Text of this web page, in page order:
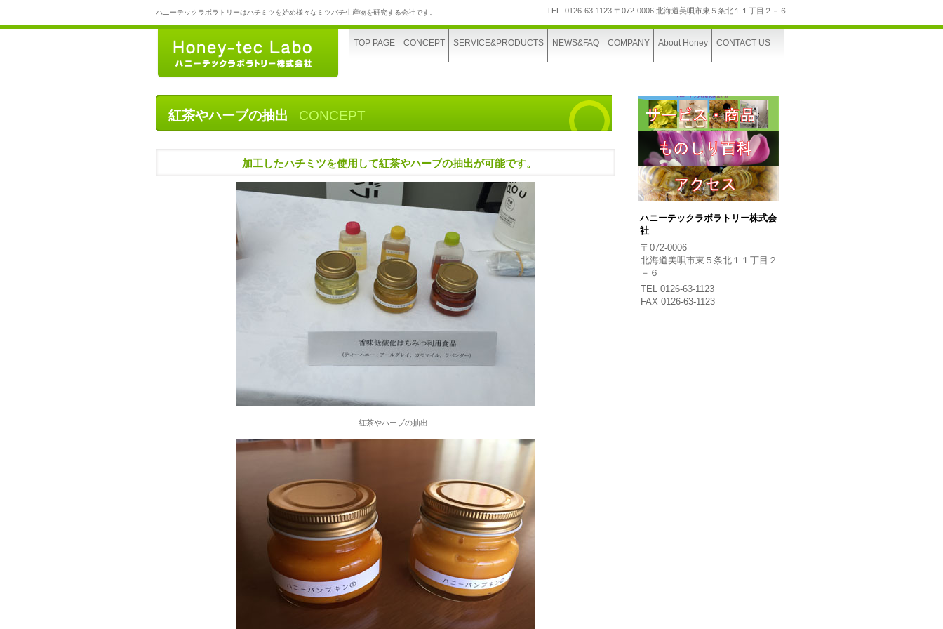
ハニーテックラボラトリーはハチミツを始め様々なミツバチ生産物を研究する会社です。 TEL. 0126-63-1123 〒072-0006 北海道美唄市東５条北１１丁目２－６
紅茶やハーブの抽出 CONCEPT
加工したハチミツを使用して紅茶やハーブの抽出が可能です。
紅茶やハーブの抽出
TOP PAGE CONCEPT SERVICE&PRODUCTS NEWS&FAQ COMPANY About Honey CONTACT US
ハニーテックラボラトリー株式会
社
〒072-0006
北海道美唄市東５条北１１丁目２
－６
TEL 0126-63-1123
FAX 0126-63-1123